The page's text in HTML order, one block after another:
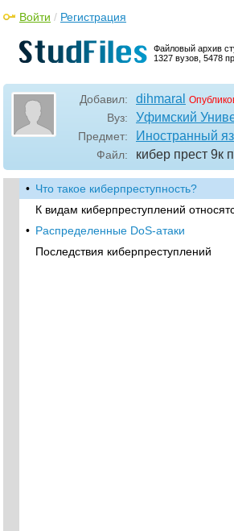
Файловый архив
1327 вузов, 5478
Войти / Регистрация
Добавил: dihmaral
Вуз: Уфимский
Предмет: Иностранный
Файл: кибер прест 9к
• Что такое киберпреступность?
К видам киберпреступлений
• Распределенные DoS-атаки
Последствия киберпреступлений